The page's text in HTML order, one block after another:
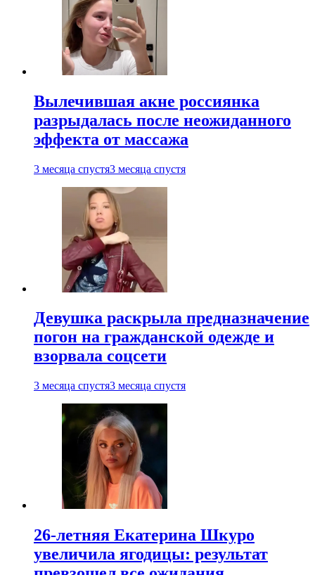
Вылечившая акне россиянка
разрыдалась после неожиданного
эффекта от массажа
3 месяца спустя3 месяца спустя
Девушка раскрыла предназначение
погон на гражданской одежде и
взорвала соцсети
3 месяца спустя3 месяца спустя
26-летняя Екатерина Шкуро
увеличила ягодицы: результат